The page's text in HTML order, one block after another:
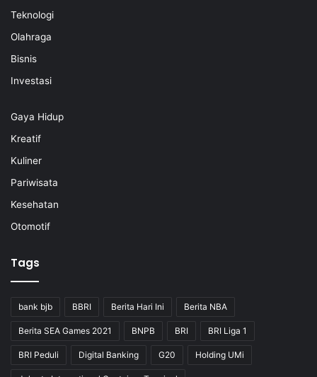
Teknologi
Olahraga
Bisnis
Investasi
Gaya Hidup
Kreatif
Kuliner
Pariwisata
Kesehatan
Otomotif
Tags
bank bjb BBRI Berita Hari Ini Berita NBA
Berita SEA Games 2021 BNPB BRI BRI Liga 1
BRI Peduli Digital Banking G20 Holding UMi